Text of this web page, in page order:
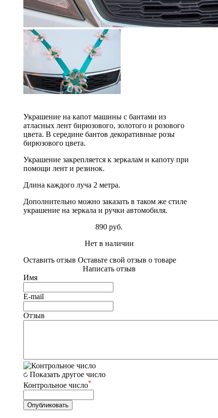
Украшение на капот машины с бантами из
атласных лент бирюзового, золотого и розового
цвета. В середине бантов декоративные розы
бирюзового цвета.
Украшение закрепляется к зеркалам и капоту при
помощи лент и резинок.
Длина каждого луча 2 метра.
Дополнительно можно заказать в таком же стиле
украшение на зеркала и ручки автомобиля.
890 руб.
Нет в наличии
Оставить отзыв Оставьте свой отзыв о товаре
Написать отзыв
Имя
E-mail
Отзыв
Показать другое число
Контрольное число*